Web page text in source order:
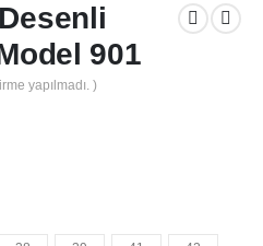
901
yapılmadı. )